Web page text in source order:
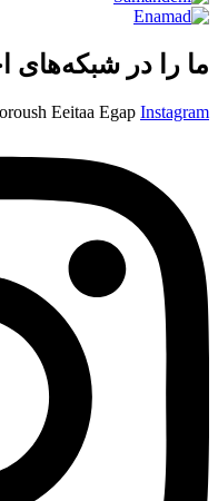
ما را در شبکه‌های
Eeitaa Egap Instagram